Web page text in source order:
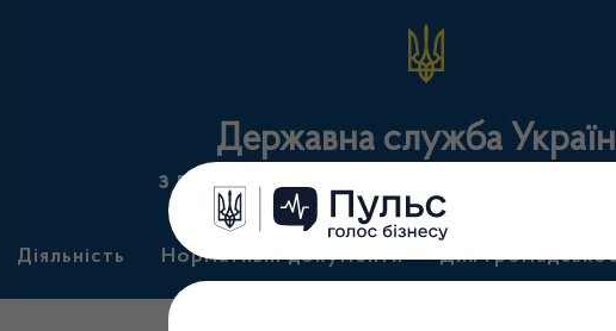
Державна служба
з лікарських засобів та контролю за
Діяльність Нормативні документи Для